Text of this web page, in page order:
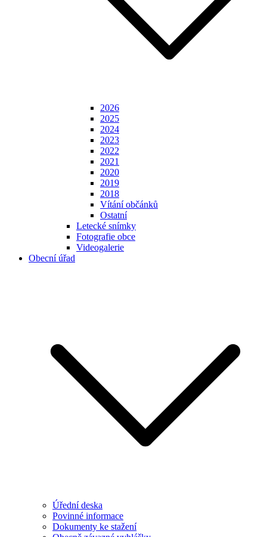
2026
2025
2024
2023
2022
2021
2020
2019
2018
Vítání občánků
Ostatní
Letecké snímky
Fotografie obce
Videogalerie
Obecní úřad
Úřední deska
Povinné informace
Dokumenty ke stažení